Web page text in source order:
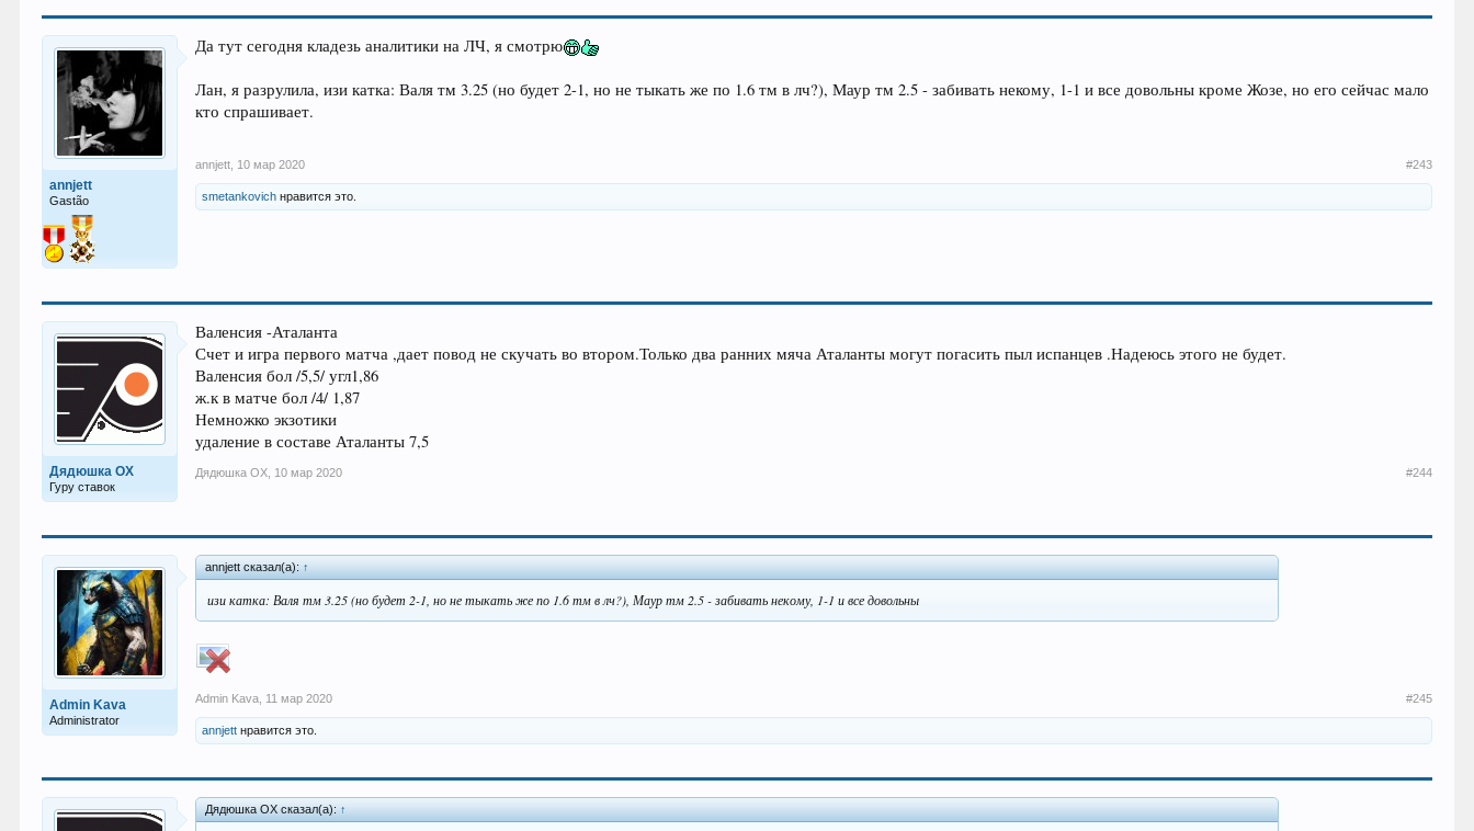
annjett
Gastão
Да тут сегодня кладезь аналитики на ЛЧ, я смотрю
Лан, я разрулила, изи катка: Валя тм 3.25 (но будет 2-1, но не тыкать же по 1.6 тм в лч?), Маур тм 2.5 - забивать некому, 1-1 и все довольны кроме Жозе, но его сейчас мало
кто спрашивает.
annjett 10 мар 2020 #243
smetankovich нравится это.
Дядюшка ОХ
Гуру ставок
Валенсия -Аталанта
Счет и игра первого матча ,дает повод не скучать во втором.Только два ранних мяча Аталанты могут погасить пыл испанцев .Надеюсь этого не будет.
Валенсия бол /5,5/ угл1,86
ж.к в матче бол /4/ 1,87
Немножко экзотики
удаление в составе Аталанты 7,5
Дядюшка ОХ 10 мар 2020 #244
Admin Kava
Administrator
annjett сказал(а): ↑
изи катка: Валя тм 3.25 (но будет 2-1, но не тыкать же по 1.6 тм в лч?), Маур тм 2.5 - забивать некому, 1-1 и все довольны
Admin Kava 11 мар 2020 #245
annjett нравится это.
Дядюшка ОХ сказал(а): ↑